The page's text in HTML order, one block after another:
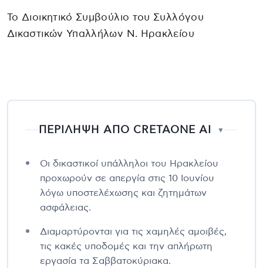
Το Διοικητικό Συμβούλιο του Συλλόγου
Δικαστικών Υπαλλήλων Ν. Ηρακλείου
ΠΕΡΙΛΗΨΗ ΑΠΟ CRETAONE AI ▼
Οι δικαστικοί υπάλληλοι του Ηρακλείου
προχωρούν σε απεργία στις 10 Ιουνίου
λόγω υποστελέχωσης και ζητημάτων
ασφάλειας.
Διαμαρτύρονται για τις χαμηλές αμοιβές,
τις κακές υποδομές και την απλήρωτη
εργασία τα Σαββατοκύριακα.